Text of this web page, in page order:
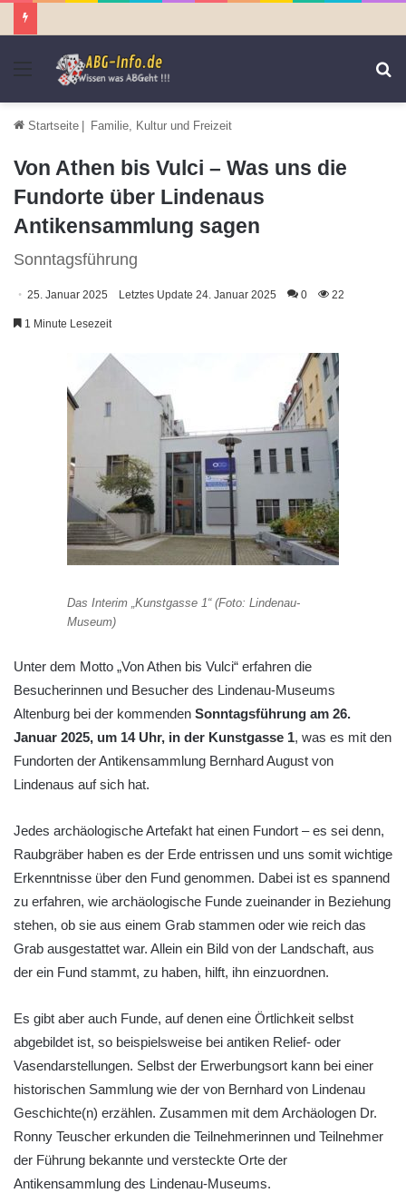
Menü
Startseite | Familie, Kultur und Freizeit
Von Athen bis Vulci – Was uns die
Fundorte über Lindenaus
Antikensammlung sagen
Sonntagsführung
25. Januar 2025 Letztes Update 24. Januar 2025 0 22
1 Minute Lesezeit
Das Interim „Kunstgasse 1“ (Foto: Lindenau-
Museum)
Unter dem Motto „Von Athen bis Vulci“ erfahren die
Besucherinnen und Besucher des Lindenau-Museums
Altenburg bei der kommenden Sonntagsführung am 26.
Januar 2025, um 14 Uhr, in der Kunstgasse 1, was es mit den
Fundorten der Antikensammlung Bernhard August von
Lindenaus auf sich hat.
Jedes archäologische Artefakt hat einen Fundort – es sei denn,
Raubgräber haben es der Erde entrissen und uns somit wichtige
Erkenntnisse über den Fund genommen. Dabei ist es spannend
zu erfahren, wie archäologische Funde zueinander in Beziehung
stehen, ob sie aus einem Grab stammen oder wie reich das
Grab ausgestattet war. Allein ein Bild von der Landschaft, aus
der ein Fund stammt, zu haben, hilft, ihn einzuordnen.
Es gibt aber auch Funde, auf denen eine Örtlichkeit selbst
abgebildet ist, so beispielsweise bei antiken Relief- oder
Vasendarstellungen. Selbst der Erwerbungsort kann bei einer
historischen Sammlung wie der von Bernhard von Lindenau
Geschichte(n) erzählen. Zusammen mit dem Archäologen Dr.
Ronny Teuscher erkunden die Teilnehmerinnen und Teilnehmer
der Führung bekannte und versteckte Orte der
Antikensammlung des Lindenau-Museums.